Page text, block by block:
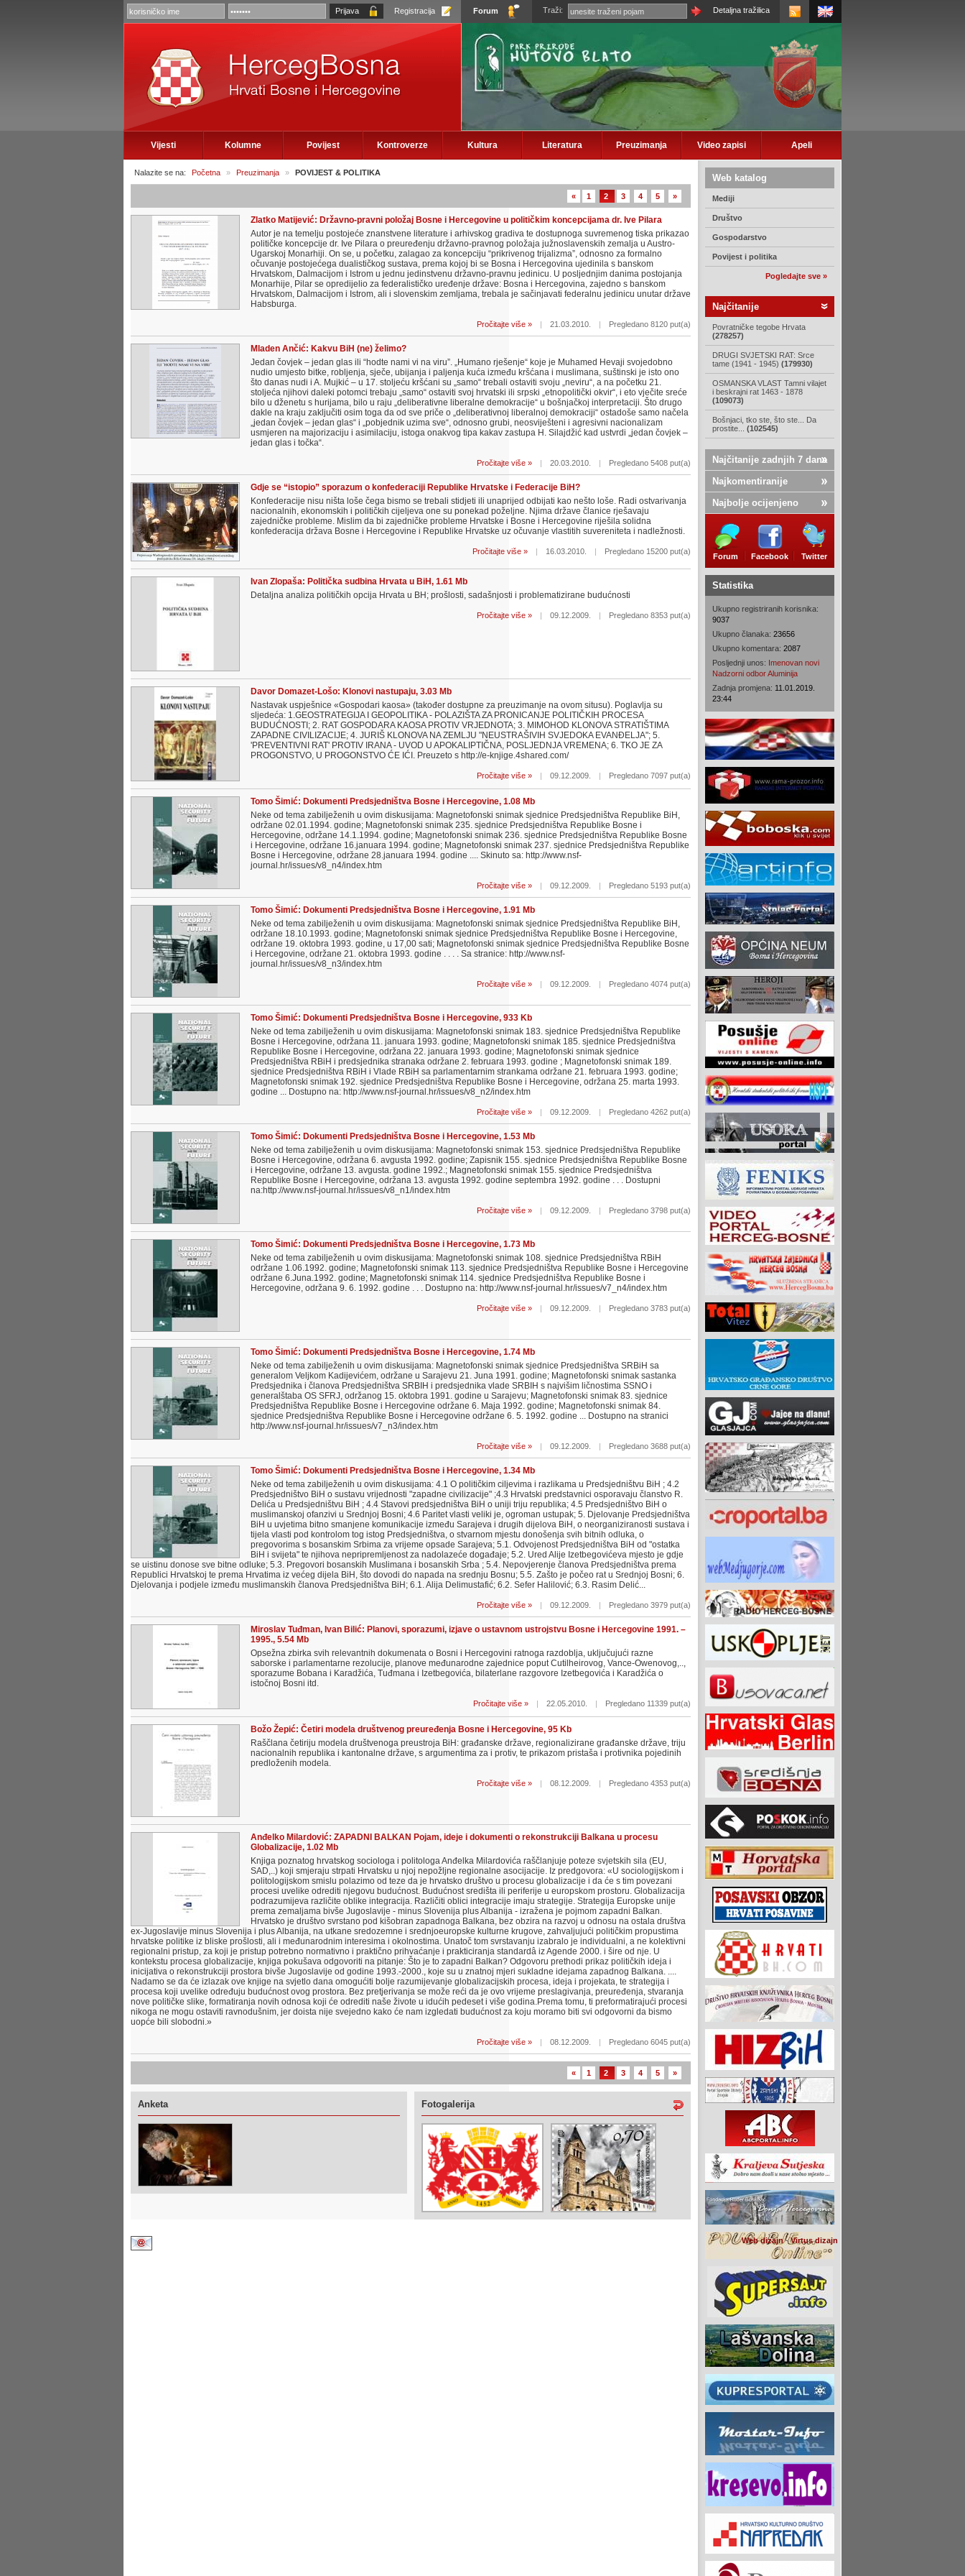
Registracija Forum Traži: Detaljna tražilica
Vijesti Kolumne Povijest Kontroverze Kultura Literatura Preuzimanja Video zapisi Apeli
Web katalog
Mediji
Društvo
Gospodarstvo
Povijest i politika
Pogledajte sve »
Najčitanije
Povratničke tegobe Hrvata
(278257)
DRUGI SVJETSKI RAT: Srce
tame (1941 - 1945) (179930)
OSMANSKA VLAST Tamni vilajet
i beskrajni rat 1463 - 1878
(109073)
Bošnjaci, tko ste, što ste... Da
prostite... (102545)
Najčitanije zadnjih 7 dana
Najkomentiranije
Najbolje ocijenjeno
Forum Facebook Twitter
Statistika
Ukupno registriranih korisnika:
9037
Ukupno članaka: 23656
Ukupno komentara: 2087
Posljednji unos: Imenovan novi
Nadzorni odbor Aluminija
Zadnja promjena: 11.01.2019.
23:44
Nalazite se na: Početna » Preuzimanja » POVIJEST & POLITIKA
« 1 2 3 4 5 »
Zlatko Matijević: Državno-pravni položaj Bosne i Hercegovine u političkim koncepcijama dr. Ive Pilara
Autor je na temelju postojeće znanstvene literature i arhivskog gradiva te dostupnoga suvremenog tiska prikazao
političke koncepcije dr. Ive Pilara o preuređenju državno-pravnog položaja južnoslavenskih zemalja u Austro-
Ugarskoj Monarhiji. On se, u početku, zalagao za koncepciju “prikrivenog trijalizma”, odnosno za formalno
očuvanje postojećega dualističkog sustava, prema kojoj bi se Bosna i Hercegovina ujedinila s banskom
Hrvatskom, Dalmacijom i Istrom u jednu jedinstvenu državno-pravnu jedinicu. U posljednjim danima postojanja
Monarhije, Pilar se opredijelio za federalističko uređenje države: Bosna i Hercegovina, zajedno s banskom
Hrvatskom, Dalmacijom i Istrom, ali i slovenskim zemljama, trebala je sačinjavati federalnu jedinicu unutar države
Habsburga.
Pročitajte više » | 21.03.2010. | Pregledano 8120 put(a)
Mladen Ančić: Kakvu BiH (ne) želimo?
Jedan čovjek – jedan glas ili “hodte nami vi na viru”. „Humano rješenje“ koje je Muhamed Hevaji svojedobno
nudio umjesto bitke, robljenja, sječe, ubijanja i paljenja kuća između kršćana i muslimana, suštinski je isto ono
što danas nudi i A. Mujkić – u 17. stoljeću kršćani su „samo“ trebali ostaviti svoju „neviru“, a na početku 21.
stoljeća njihovi daleki potomci trebaju „samo“ ostaviti svoj hrvatski ili srpski „etnopolitički okvir“, i eto vječite sreće
bilo u dženetu s hurijama, bilo u raju „deliberativne liberalne demokracije“ u bošnjačkoj interpretaciji. Što drugo
dakle na kraju zaključiti osim toga da od sve priče o „deliberativnoj liberalnoj demokraciji“ ostadoše samo načela
„jedan čovjek – jedan glas“ i „pobjednik uzima sve“, odnosno grubi, neosviješteni i agresivni nacionalizam
usmjeren na majorizaciju i asimilaciju, istoga onakvog tipa kakav zastupa H. Silajdžić kad ustvrdi „jedan čovjek –
jedan glas i točka“.
Pročitajte više » | 20.03.2010. | Pregledano 5408 put(a)
Gdje se “istopio” sporazum o konfederaciji Republike Hrvatske i Federacije BiH?
Konfederacije nisu ništa loše čega bismo se trebali stidjeti ili unaprijed odbijati kao nešto loše. Radi ostvarivanja
nacionalnih, ekonomskih i političkih cijeljeva one su ponekad poželjne. Njima države članice rješavaju
zajedničke probleme. Mislim da bi zajedničke probleme Hrvatske i Bosne i Hercegovine riješila solidna
konfederacija država Bosne i Hercegovine i Republike Hrvatske uz očuvanje vlastitih suvereniteta i nadležnosti.
Pročitajte više » | 16.03.2010. | Pregledano 15200 put(a)
Ivan Zlopaša: Politička sudbina Hrvata u BiH, 1.61 Mb
Detaljna analiza političkih opcija Hrvata u BH; prošlosti, sadašnjosti i problematizirane budućnosti
Pročitajte više » | 09.12.2009. | Pregledano 8353 put(a)
Davor Domazet-Lošo: Klonovi nastupaju, 3.03 Mb
Nastavak uspješnice «Gospodari kaosa» (također dostupne za preuzimanje na ovom situsu). Poglavlja su
sljedeća: 1.GEOSTRATEGIJA I GEOPOLITIKA - POLAZIŠTA ZA PRONICANJE POLITIČKIH PROCESA
BUDUĆNOSTI; 2. RAT GOSPODARA KAOSA PROTIV VRJEDNOTA; 3. MIMOHOD KLONOVA STRATIŠTIMA
ZAPADNE CIVILIZACIJE; 4. JURIŠ KLONOVA NA ZEMLJU "NEUSTRAŠIVIH SVJEDOKA EVANĐELJA"; 5.
'PREVENTIVNI RAT' PROTIV IRANA - UVOD U APOKALIPTIČNA, POSLJEDNJA VREMENA; 6. TKO JE ZA
PROGONSTVO, U PROGONSTVO ĆE IĆI. Preuzeto s http://e-knjige.4shared.com/
Pročitajte više » | 09.12.2009. | Pregledano 7097 put(a)
Tomo Šimić: Dokumenti Predsjedništva Bosne i Hercegovine, 1.08 Mb
Neke od tema zabilježenih u ovim diskusijama: Magnetofonski snimak sjednice Predsjedništva Republike BiH,
održane 02.01.1994. godine; Magnetofonski snimak 235. sjednice Predsjedništva Republike Bosne i
Hercegovine, održane 14.1.1994. godine; Magnetofonski snimak 236. sjednice Predsjedništva Republike Bosne
i Hercegovine, održane 16.januara 1994. godine; Magnetofonski snimak 237. sjednice Predsjedništva Republike
Bosne i Hercegovine, održane 28.januara 1994. godine .... Skinuto sa: http://www.nsf-
journal.hr/issues/v8_n4/index.htm
Pročitajte više » | 09.12.2009. | Pregledano 5193 put(a)
Tomo Šimić: Dokumenti Predsjedništva Bosne i Hercegovine, 1.91 Mb
Neke od tema zabilježenih u ovim diskusijama: Magnetofonski snimak sjednice Predsjedništva Republike BiH,
održane 18.10.1993. godine; Magnetofonski snimak sjednice Predsjedništva Republike Bosne i Hercegovine,
održane 19. oktobra 1993. godine, u 17,00 sati; Magnetofonski snimak sjednice Predsjedništva Republike Bosne
i Hercegovine, održane 21. oktobra 1993. godine . . . . Sa stranice: http://www.nsf-
journal.hr/issues/v8_n3/index.htm
Pročitajte više » | 09.12.2009. | Pregledano 4074 put(a)
Tomo Šimić: Dokumenti Predsjedništva Bosne i Hercegovine, 933 Kb
Neke od tema zabilježenih u ovim diskusijama: Magnetofonski snimak 183. sjednice Predsjedništva Republike
Bosne i Hercegovine, održana 11. januara 1993. godine; Magnetofonski snimak 185. sjednice Predsjedništva
Republike Bosne i Hercegovine, održana 22. januara 1993. godine; Magnetofonski snimak sjednice
Predsjedništva RBiH i predsjednika stranaka održane 2. februara 1993. godine ; Magnetofonski snimak 189.
sjednice Predsjedništva RBiH i Vlade RBiH sa parlamentarnim strankama održane 21. februara 1993. godine;
Magnetofonski snimak 192. sjednice Predsjedništva Republike Bosne i Hercegovine, održana 25. marta 1993.
godine ... Dostupno na: http://www.nsf-journal.hr/issues/v8_n2/index.htm
Pročitajte više » | 09.12.2009. | Pregledano 4262 put(a)
Tomo Šimić: Dokumenti Predsjedništva Bosne i Hercegovine, 1.53 Mb
Neke od tema zabilježenih u ovim diskusijama: Magnetofonski snimak 153. sjednice Predsjedništva Republike
Bosne i Hercegovine, održana 6. avgusta 1992. godine; Zapisnik 155. sjednice Predsjedništva Republike Bosne
i Hercegovine, održane 13. avgusta. godine 1992.; Magnetofonski snimak 155. sjednice Predsjedništva
Republike Bosne i Hercegovine, održana 13. avgusta 1992. godine septembra 1992. godine . . . Dostupni
na:http://www.nsf-journal.hr/issues/v8_n1/index.htm
Pročitajte više » | 09.12.2009. | Pregledano 3798 put(a)
Tomo Šimić: Dokumenti Predsjedništva Bosne i Hercegovine, 1.73 Mb
Neke od tema zabilježenih u ovim diskusijama: Magnetofonski snimak 108. sjednice Predsjedništva RBiH
održane 1.06.1992. godine; Magnetofonski snimak 113. sjednice Predsjedništva Republike Bosne i Hercegovine
održane 6.Juna.1992. godine; Magnetofonski snimak 114. sjednice Predsjedništva Republike Bosne i
Hercegovine, održana 9. 6. 1992. godine . . . Dostupno na: http://www.nsf-journal.hr/issues/v7_n4/index.htm
Pročitajte više » | 09.12.2009. | Pregledano 3783 put(a)
Tomo Šimić: Dokumenti Predsjedništva Bosne i Hercegovine, 1.74 Mb
Neke od tema zabilježenih u ovim diskusijama: Magnetofonski snimak sjednice Predsjedništva SRBiH sa
generalom Veljkom Kadijevićem, održane u Sarajevu 21. Juna 1991. godine; Magnetofonski snimak sastanka
Predsjednika i članova Predsjedništva SRBIH i predsjednika vlade SRBIH s najvišim ličnostima SSNO i
generalštaba OS SFRJ, održanog 15. oktobra 1991. godine u Sarajevu; Magnetofonski snimak 83. sjednice
Predsjedništva Republike Bosne i Hercegovine održane 6. Maja 1992. godine; Magnetofonski snimak 84.
sjednice Predsjedništva Republike Bosne i Hercegovine održane 6. 5. 1992. godine ... Dostupno na stranici
http://www.nsf-journal.hr/issues/v7_n3/index.htm
Pročitajte više » | 09.12.2009. | Pregledano 3688 put(a)
Tomo Šimić: Dokumenti Predsjedništva Bosne i Hercegovine, 1.34 Mb
Neke od tema zabilježenih u ovim diskusijama: 4.1 O političkim ciljevima i razlikama u Predsjedništvu BiH ; 4.2
Predsjedništvo BiH o sustavu vrijednosti "zapadne civilizacije" ;4.3 Hrvatski predstavnici osporavaju članstvo R.
Delića u Predsjedništvu BiH ; 4.4 Stavovi predsjedništva BiH o uniji triju republika; 4.5 Predsjedništvo BiH o
muslimanskoj ofanzivi u Srednjoj Bosni; 4.6 Paritet vlasti veliki je, ogroman ustupak; 5. Djelovanje Predsjedništva
BiH u uvjetima bitno smanjene komunikacije između Sarajeva i drugih dijelova BiH, o neorganiziranosti sustava i
tijela vlasti pod kontrolom tog istog Predsjedništva, o stvarnom mjestu donošenja svih bitnih odluka, o
pregovorima s bosanskim Srbima za vrijeme opsade Sarajeva; 5.1. Odvojenost Predsjedništva BiH od "ostatka
BiH i svijeta" te njihova nepripremljenost za nadolazeće događaje; 5.2. Ured Alije Izetbegovićeva mjesto je gdje
se uistinu donose sve bitne odluke; 5.3. Pregovori bosanskih Muslimana i bosanskih Srba ; 5.4. Nepovjerenje članova Predsjedništva prema
Republici Hrvatskoj te prema Hrvatima iz većeg dijela BiH, što dovodi do napada na srednju Bosnu; 5.5. Zašto je počeo rat u Srednjoj Bosni; 6.
Djelovanja i podjele između muslimanskih članova Predsjedništva BiH; 6.1. Alija Delimustafić; 6.2. Sefer Halilović; 6.3. Rasim Delić...
Pročitajte više » | 09.12.2009. | Pregledano 3979 put(a)
Miroslav Tuđman, Ivan Bilić: Planovi, sporazumi, izjave o ustavnom ustrojstvu Bosne i Hercegovine 1991. –
1995., 5.54 Mb
Opsežna zbirka svih relevantnih dokumenata o Bosni i Hercegovini ratnoga razdoblja, uključujući razne
saborske i parlamentarne rezolucije, planove međunarodne zajednice poput Cutilheirovog, Vance-Owenovog,..,
sporazume Bobana i Karadžića, Tuđmana i Izetbegovića, bilaterlane razgovore Izetbegovića i Karadžića o
istočnoj Bosni itd.
Pročitajte više » | 22.05.2010. | Pregledano 11339 put(a)
Božo Žepić: Četiri modela društvenog preuređenja Bosne i Hercegovine, 95 Kb
Raščlana četiriju modela društvenoga preustroja BiH: građanske države, regionalizirane građanske države, triju
nacionalnih republika i kantonalne države, s argumentima za i protiv, te prikazom pristaša i protivnika pojedinih
predloženih modela.
Pročitajte više » | 08.12.2009. | Pregledano 4353 put(a)
Anđelko Milardović: ZAPADNI BALKAN Pojam, ideje i dokumenti o rekonstrukciji Balkana u procesu
Globalizacije, 1.02 Mb
Knjiga poznatog hrvatskog sociologa i politologa Anđelka Milardovića raščlanjuje poteze svjetskih sila (EU,
SAD,..) koji smjeraju strpati Hrvatsku u njoj nepožljne regionalne asocijacije. Iz predgovora: «U sociologijskom i
politologijskom smislu polazimo od teze da je hrvatsko društvo u procesu globalizacije i da će s tim povezani
procesi uvelike odrediti njegovu budućnost. Budućnost središta ili periferije u europskom prostoru. Globalizacija
podrazumijeva različite oblike integracija. Različiti oblici integracije imaju strategije. Strategija Europske unije
prema zemaljama bivše Jugoslavije - minus Slovenija plus Albanija - izražena je pojmom zapadni Balkan.
Hrvatsko je društvo svrstano pod kišobran zapadnoga Balkana, bez obzira na razvoj u odnosu na ostala društva
ex-Jugoslavije minus Slovenija i plus Albanija, na utkane sredozemne i srednjoeuropske kulturne krugove, zahvaljujući političkim propustima
hrvatske politike iz bliske prošlosti, ali i međunarodnim interesima i okolnostima. Unatoč tom svrstavanju izabralo je individualni, a ne kolektivni
regionalni pristup, za koji je pristup potrebno normativno i praktično prihvaćanje i prakticiranja standardâ iz Agende 2000. i šire od nje. U
kontekstu procesa globalizacije, knjiga pokušava odgovoriti na pitanje: Što je to zapadni Balkan? Odgovoru prethodi prikaz političkih ideja i
inicijativa o rekonstrukciji prostora bivše Jugoslavije od godine 1993.-2000., koje su u znatnoj mjeri sukladne idejama zapadnog Balkana. ....
Nadamo se da će izlazak ove knjige na svjetlo dana omogućiti bolje razumijevanje globalizacijskih procesa, ideja i projekata, te strategija i
procesa koji uvelike određuju budućnost ovog prostora. Bez pretjerivanja se može reći da je ovo vrijeme preslagivanja, preuređenja, stvaranja
nove političke slike, formatiranja novih odnosa koji će odrediti naše živote u idućih pedeset i više godina.Prema tomu, ti preformatirajući procesi
nikoga ne mogu ostaviti ravnodušnim, jer doista nije svejedno kako će nam izgledati budućnost za koju moramo biti svi odgovorni da bismo
uopće bili slobodni.»
Pročitajte više » | 08.12.2009. | Pregledano 6045 put(a)
« 1 2 3 4 5 »
Anketa Fotogalerija
Web dizajn-Virtus dizajn